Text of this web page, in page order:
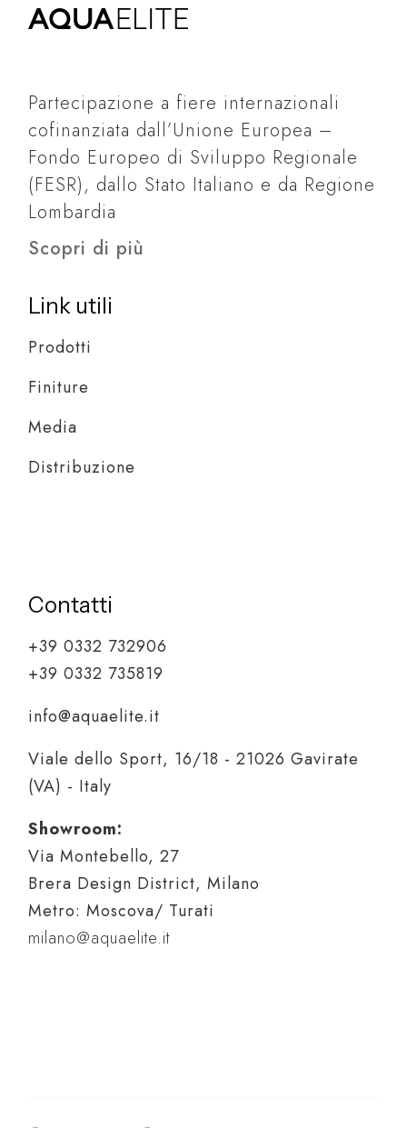
Partecipazione a fiere internazionali
cofinanziata dall’Unione Europea –
Fondo Europeo di Sviluppo Regionale
(FESR), dallo Stato Italiano e da Regione
Lombardia
Scopri di più
Link utili
Prodotti
Finiture
Media
Distribuzione
Contatti
+39 0332 732906
+39 0332 735819
info@aquaelite.it
Viale dello Sport, 16/18 - 21026 Gavirate
(VA) - Italy
Showroom:
Via Montebello, 27
Brera Design District, Milano
Metro: Moscova/ Turati
milano@aquaelite.it